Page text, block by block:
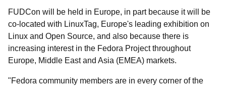
FUDCon will be held in Europe, in part because it will be
co-located with LinuxTag, Europe's leading exhibition on
Linux and Open Source, and also because there is
increasing interest in the Fedora Project throughout
Europe, Middle East and Asia (EMEA) markets.
"Fedora community members are in every corner of the